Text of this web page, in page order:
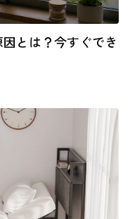
とは？今すぐでき